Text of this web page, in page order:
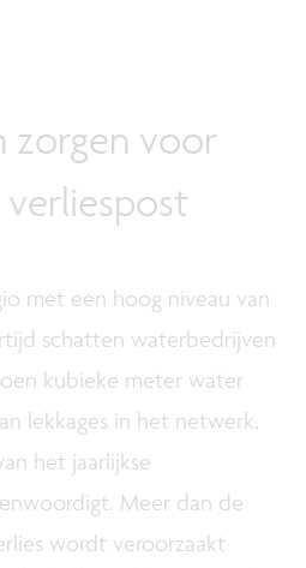
zorgen voor
met een hoog niveau van
schatten waterbedrijven
kubieke meter water
lekkages in het netwerk,
het jaarlijkse
Meer dan de
wordt veroorzaakt